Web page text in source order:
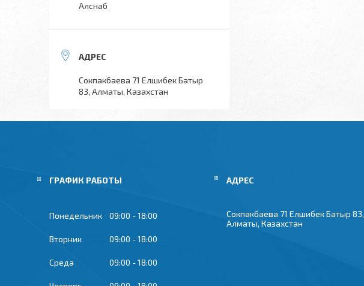
Алснаб
Сокпакбаева 71 Елшибек Батыр
83, Алматы, Казахстан
ГРАФИК РАБОТЫ
Понедельник 09:00 18:00
Вторник 09:00 18:00
Среда 09:00 18:00
Сокпакбаева 71 Елшибек Батыр 83,
Алматы, Казахстан